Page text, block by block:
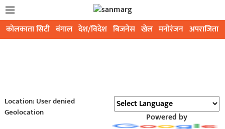
कोलकाता सिटी बंगाल देश/विदेश बिजनेस खेल मनोरंजन अपराजिता
Location: User denied
Geolocation
Powered by